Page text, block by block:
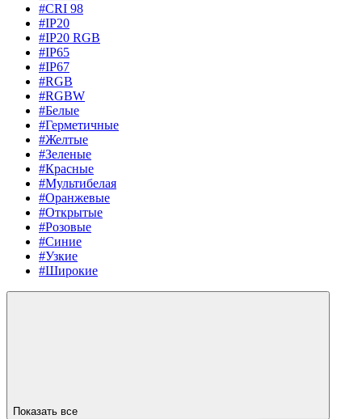
#CRI 98
#IP20
#IP20 RGB
#IP65
#IP67
#RGB
#RGBW
#Белые
#Герметичные
#Желтые
#Зеленые
#Красные
#Мультибелая
#Оранжевые
#Открытые
#Розовые
#Синие
#Узкие
#Широкие
Показать все